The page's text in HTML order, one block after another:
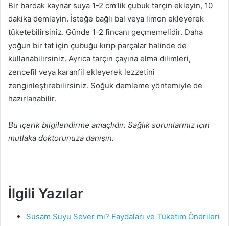
Bir bardak kaynar suya 1-2 cm’lik çubuk tarçın ekleyin, 10
dakika demleyin. İsteğe bağlı bal veya limon ekleyerek
tüketebilirsiniz. Günde 1-2 fincanı geçmemelidir. Daha
yoğun bir tat için çubuğu kırıp parçalar halinde de
kullanabilirsiniz. Ayrıca tarçın çayına elma dilimleri,
zencefil veya karanfil ekleyerek lezzetini
zenginleştirebilirsiniz. Soğuk demleme yöntemiyle de
hazırlanabilir.
Bu içerik bilgilendirme amaçlıdır. Sağlık sorunlarınız için
mutlaka doktorunuza danışın.
İlgili Yazılar
Susam Suyu Sever mi? Faydaları ve Tüketim Önerileri